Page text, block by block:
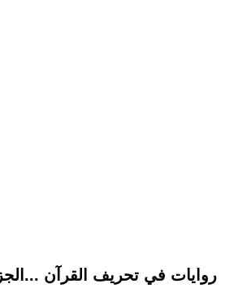
روايات في تحريف القرآن